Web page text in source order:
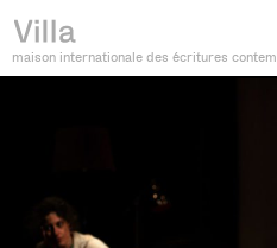
maison internationale des écritures